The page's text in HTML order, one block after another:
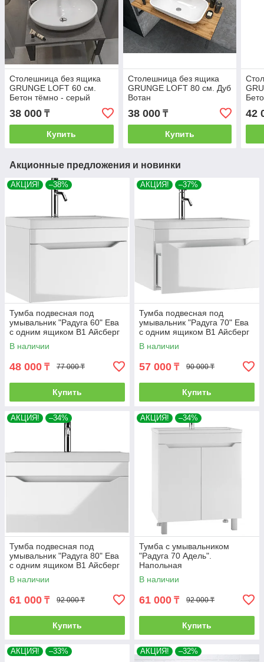
Столешница без ящика
GRUNGE LOFT 60 см.
Бетон тёмно - серый
38 000 ₸
Купить
Столешница без ящика
GRUNGE LOFT 80 см. Дуб
Вотан
38 000₸
Купить
42
Акционные предложения и новинки
АКЦИЯ! –38%
Тумба подвесная под
умывальник "Радуга 60" Ева
с одним ящиком В1 Айсберг
В наличии
48 000 ₸ 77 000 ₸
Купить
АКЦИЯ! –37%
Тумба подвесная под
умывальник "Радуга 70" Ева
с одним ящиком В1 Айсберг
В наличии
57 000 ₸ 90 000 ₸
Купить
АКЦИЯ! –34%
Тумба подвесная под
умывальник "Радуга 80" Ева
с одним ящиком В1 Айсберг
В наличии
61 000 ₸ 92 000 ₸
Купить
АКЦИЯ! –34%
Тумба с умывальником
"Радуга 70 Адель".
Напольная
В наличии
61 000 ₸ 92 000 ₸
Купить
АКЦИЯ! –33% АКЦИЯ! –32%